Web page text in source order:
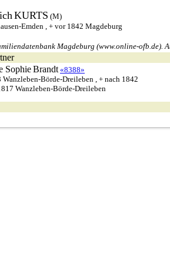
KURTS (M)
Emden , + vor 1842 Magdeburg
Magdeburg (www.online-ofb.de).
SophieBrandt «8388»
Börde-Dreileben , + nach 1842
Wanzleben-Börde-Dreileben